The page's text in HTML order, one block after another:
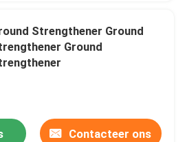
Strengthener Ground
Ground
Contacteer ons